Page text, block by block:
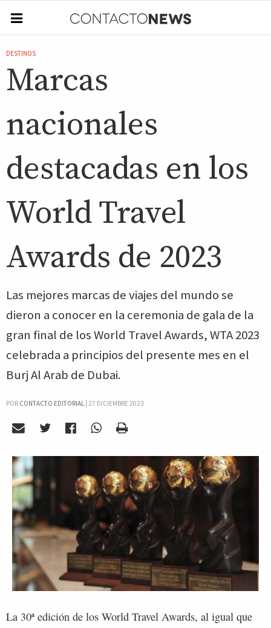
DESTINOS
Marcas
nacionales
destacadas en los
World Travel
Awards de 2023
Las mejores marcas de viajes del mundo se
dieron a conocer en la ceremonia de gala de la
gran final de los World Travel Awards, WTA 2023
celebrada a principios del presente mes en el
Burj Al Arab de Dubai.
POR CONTACTO EDITORIAL| 27 DICIEMBRE 2023
La 30ª edición de los World Travel Awards, al igual que